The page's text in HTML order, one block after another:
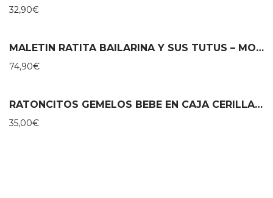
32,90€
MALETIN RATITA BAILARINA Y SUS TUTUS – MOULIN ROTY
74,90€
RATONCITOS GEMELOS BEBE EN CAJA CERILLAS – MAILEG
35,00€